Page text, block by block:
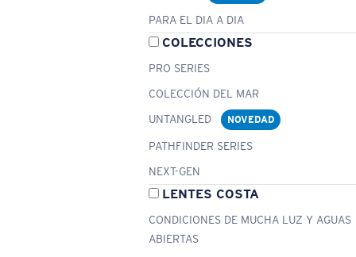
PARA EL DIA A DIA
COLECCIONES
PRO SERIES
COLECCIÓN DEL MAR
UNTANGLED
NOVEDAD
PATHFINDER SERIES
NEXT-GEN
LENTES COSTA
CONDICIONES DE MUCHA LUZ Y AGUAS
ABIERTAS